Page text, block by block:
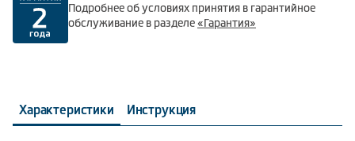
Подробнее об условиях принятия в гарантийное
обслуживание в разделе«Гарантия»
Характеристики Инструкция